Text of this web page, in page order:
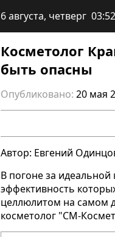
6 августа, четверг 03:52
Косметолог
быть опасны
Опубликовано: 20 мая
Автор: Евгений
В погоне за
эффективность
целлюлитом на самом
косметолог "СМ-